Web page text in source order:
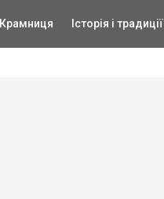
Крамниця Історія і традиції